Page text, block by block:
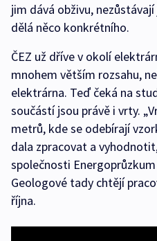
jim dává obživu,
dělá něco konkrétního.
ČEZ už dříve v okolí
mnohem větším rozsahu,
elektrárna. Teď čeká na
součástí jsou právě i vrty.
metrů, kde se odebírají
dala zpracovat a
společnosti
Geologové tady chtějí
října.